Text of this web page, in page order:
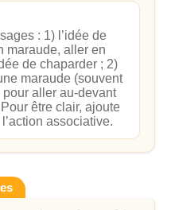
: 1) l’idée de
maraude, aller en
de chaparder ; 2)
maraude (souvent
aller au-devant
être clair, ajoute
associative.